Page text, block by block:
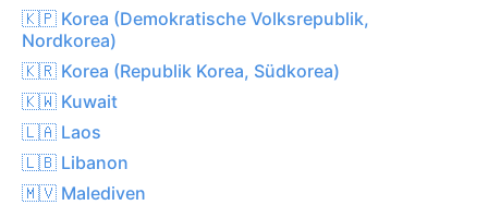
🇰🇵 Korea (Demokratische Volksrepublik,
Nordkorea)
🇰🇷 Korea (Republik Korea, Südkorea)
🇰🇼 Kuwait
🇱🇦 Laos
🇱🇧 Libanon
🇲🇻 Malediven